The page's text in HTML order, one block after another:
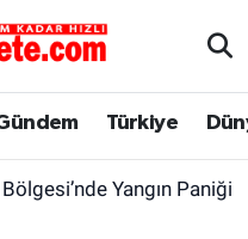
Türkiye
Yangın Paniği